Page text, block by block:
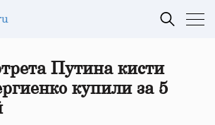
Путина кисти
купили за 5